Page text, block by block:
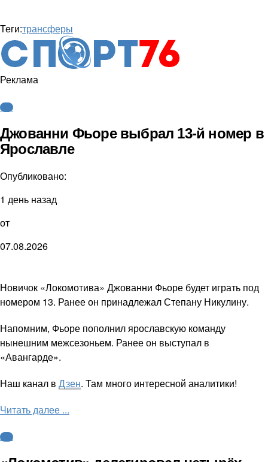
Теги:трансферы
Реклама
КХЛ
Джованни Фьоре выбрал 13-й номер в
Ярославле
Опубликовано:
1 день назад
от
07.08.2026
Новичок «Локомотива» Джованни Фьоре будет играть под
номером 13. Ранее он принадлежал Степану Никулину.
Напомним, Фьоре пополнил ярославскую команду
нынешним межсезоньем. Ранее он выступал в
«Авангарде».
Наш канал в Дзен. Там много интересной аналитики!
Читать далее ...
КХЛ